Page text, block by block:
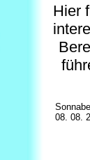
Hier
08. 08.